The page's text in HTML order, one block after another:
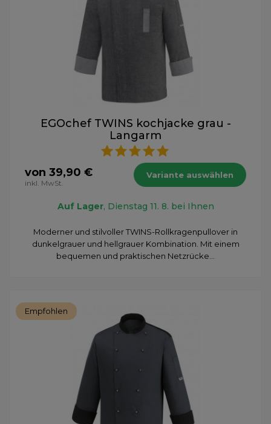
EGOchef TWINS kochjacke grau -
Langarm
von 39,90 €
inkl. MwSt.
Variante auswählen
Auf Lager, Dienstag 11. 8. bei Ihnen
Moderner und stilvoller TWINS-Rollkragenpullover in
dunkelgrauer und hellgrauer Kombination. Mit einem
bequemen und praktischen Netzrücke...
Empfohlen